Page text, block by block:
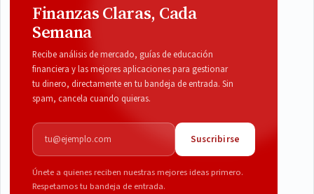
Finanzas Claras, Cada
Semana
Recibe análisis de mercado, guías de educación
financiera y las mejores aplicaciones para gestionar
tu dinero, directamente en tu bandeja de entrada. Sin
spam, cancela cuando quieras.
Correo electrónico
Suscribirse
Únete a quienes reciben nuestras mejores ideas primero.
Respetamos tu bandeja de entrada.